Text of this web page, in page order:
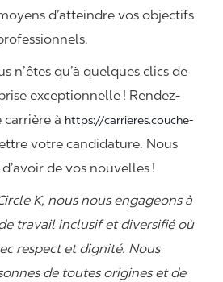
d’atteindre vos objectifs
n’êtes qu’à quelques clics de
exceptionnelle ! Rendez-
à https://carrieres.couche-
votre candidature. Nous
de vos nouvelles !
K, nous nous engageons à
travail inclusif et diversifié où
respect et dignité. Nous
de toutes origines et de